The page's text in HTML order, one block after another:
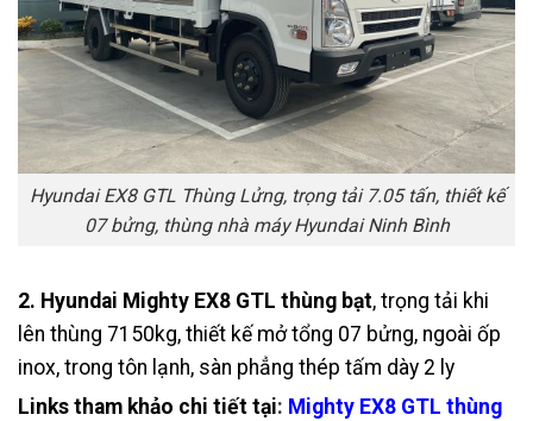
Hyundai EX8 GTL Thùng Lửng, trọng tải 7.05 tấn, thiết kế
07 bửng, thùng nhà máy Hyundai Ninh Bình
2. Hyundai Mighty EX8 GTL thùng bạt, trọng tải khi
lên thùng 7150kg, thiết kế mở tổng 07 bửng, ngoài ốp
inox, trong tôn lạnh, sàn phẳng thép tấm dày 2 ly
Links tham khảo chi tiết tại: Mighty EX8 GTL thùng